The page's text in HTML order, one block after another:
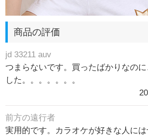
商品の評価
jd 33211 auv
つまらないです。買ったばかりなの
した。。。。。。。
前方の遠行者
実用的です。カラオケが好きな人には